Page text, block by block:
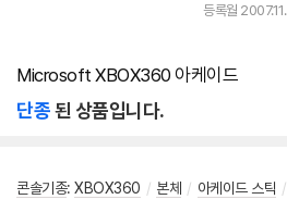
등록월 2007.11.
Microsoft XBOX360 아케이드
단종된 상품입니다.
콘솔기종: XBOX360 / 본체 / 아케이드 스틱 /